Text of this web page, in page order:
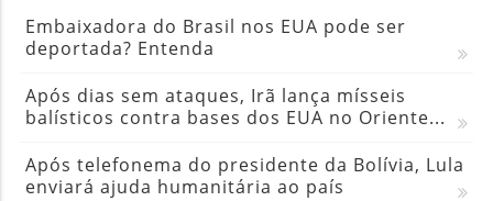
Embaixadora do Brasil nos EUA pode ser
deportada? Entenda
Após dias sem ataques, Irã lança mísseis
balísticos contra bases dos EUA no Oriente...
Após telefonema do presidente da Bolívia, Lula
enviará ajuda humanitária ao país